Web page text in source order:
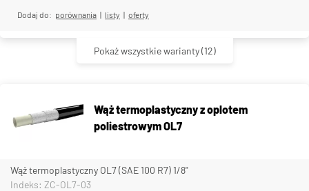
Dodaj do: porównania | listy | oferty
Pokaż wszystkie warianty(12)
Wąż termoplastyczny z oplotem
poliestrowym OL7
Wąż termoplastyczny OL7 (SAE 100 R7) 1/8"
Indeks: ZC-OL7-03